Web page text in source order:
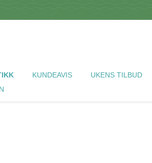
KUNDEAVIS UKENS TILBUD